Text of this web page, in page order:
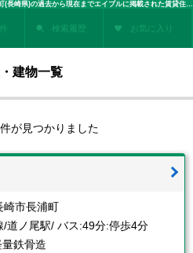
賃貸マンション・賃貸アパートなど長崎市長浦町(長崎県)の過去から現在までエイブルに掲載された賃貸住宅情報・建物情報を検索！不動産賃貸を探すなら、お部屋探しのエイブル
検索履歴 お気に入り
建物一覧
が見つかりました
崎市長浦町
/道ノ尾駅/ バス:49分:停歩4分
鉄骨造